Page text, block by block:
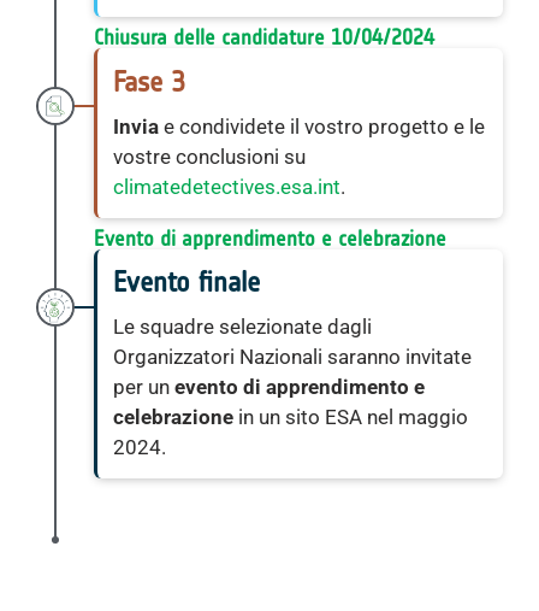
Chiusura delle candidature 10/04/2024
Fase 3
Inviae condividete il vostro progetto e le
vostre conclusioni su
climatedetectives.esa.int.
Evento di apprendimento e celebrazione
Evento finale
Le squadre selezionate dagli
Organizzatori Nazionali saranno invitate
per un evento di apprendimento e
celebrazionein un sito ESA nel maggio
2024.